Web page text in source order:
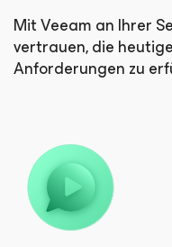
Mit Veeam an Ihrer
vertrauen, die
Anforderungen zu